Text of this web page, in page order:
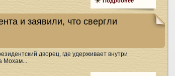
и заявили, что свергли
дворец, где удерживает внутри
Мохам...